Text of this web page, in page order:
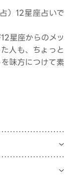
）12星座占いで
星座からのメッ
人も、ちょっと
味方につけて素